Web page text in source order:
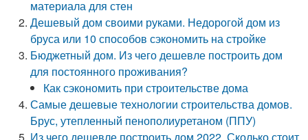
материала для стен
Дешевый дом своими руками. Недорогой дом из
бруса или 10 способов сэкономить на стройке
Бюджетный дом. Из чего дешевле построить дом
для постоянного проживания?
Как сэкономить при строительстве дома
Самые дешевые технологии строительства домов.
Брус, утепленный пенополиуретаном (ППУ)